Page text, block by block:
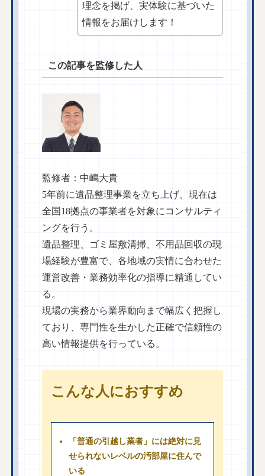
理念を掲げ、実体験に基づいた
情報をお届けします！
この記事を監修した人
監修者：中嶋大貴
5年前に遺品整理事業を立ち上げ、現在は
全国18拠点の事業者を対象にコンサルティ
ングを行う。
遺品整理、ゴミ屋敷清掃、不用品回収の現
場経験が豊富で、各地域の実情に合わせた
運営改善・業務効率化の指導に精通してい
る。
現場の実務から業界動向まで幅広く把握し
ており、専門性を生かした正確で信頼性の
高い情報提供を行っている。
こんな人におすすめ
「普通の引越し業者」には絶対に見
せられないレベルの汚部屋に住んで
いる